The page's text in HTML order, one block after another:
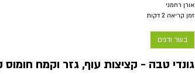
גונדי טבה - קציצות עוף, גזר וקמח חומוס
בשר ודגים
אורן רחמני
זמן קריאה 2 דקות